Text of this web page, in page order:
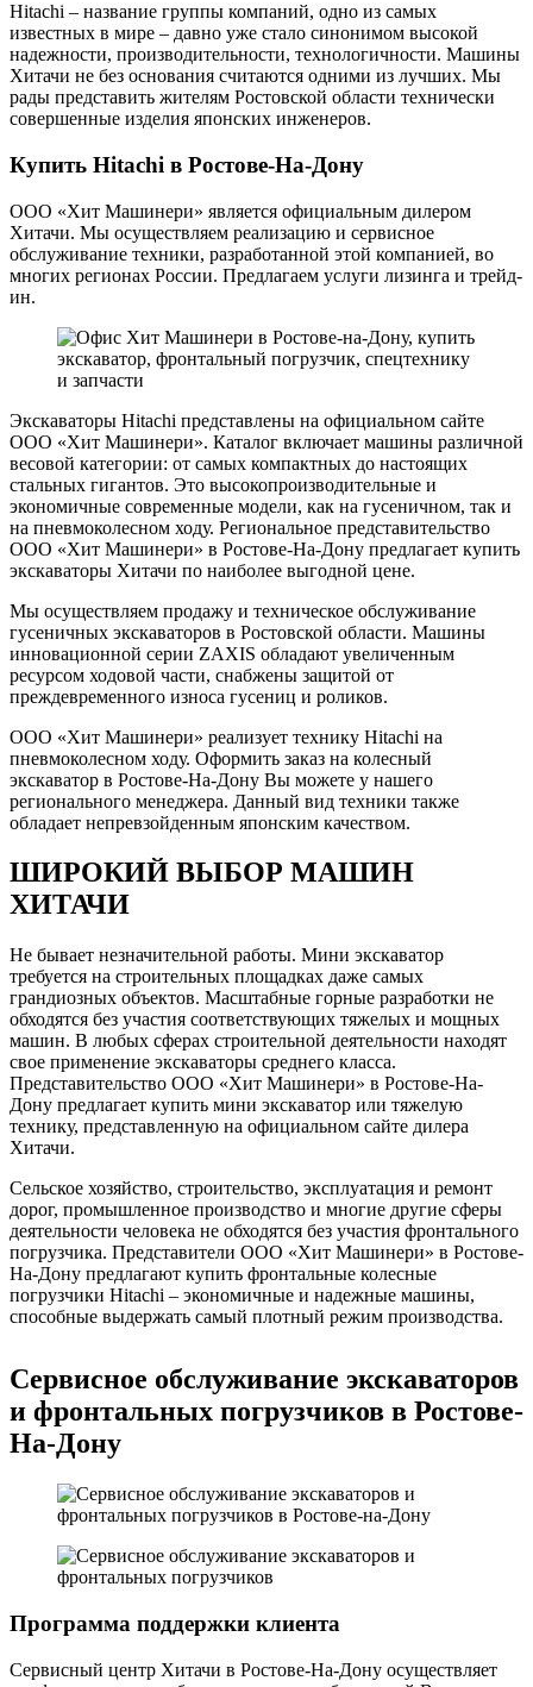
Hitachi – название группы компаний, одно из самых
известных в мире – давно уже стало синонимом высокой
надежности, производительности, технологичности. Машины
Хитачи не без основания считаются одними из лучших. Мы
рады представить жителям Ростовской области технически
совершенные изделия японских инженеров.
Купить Hitachi в Ростове-На-Дону
ООО «Хит Машинери» является официальным дилером
Хитачи. Мы осуществляем реализацию и сервисное
обслуживание техники, разработанной этой компанией, во
многих регионах России. Предлагаем услуги лизинга и трейд-
ин.
Экскаваторы Hitachi представлены на официальном сайте
ООО «Хит Машинери». Каталог включает машины различной
весовой категории: от самых компактных до настоящих
стальных гигантов. Это высокопроизводительные и
экономичные современные модели, как на гусеничном, так и
на пневмоколесном ходу. Региональное представительство
ООО «Хит Машинери» в Ростове-На-Дону предлагает купить
экскаваторы Хитачи по наиболее выгодной цене.
Мы осуществляем продажу и техническое обслуживание
гусеничных экскаваторов в Ростовской области. Машины
инновационной серии ZAXIS обладают увеличенным
ресурсом ходовой части, снабжены защитой от
преждевременного износа гусениц и роликов.
ООО «Хит Машинери» реализует технику Hitachi на
пневмоколесном ходу. Оформить заказ на колесный
экскаватор в Ростове-На-Дону Вы можете у нашего
регионального менеджера. Данный вид техники также
обладает непревзойденным японским качеством.
ШИРОКИЙ ВЫБОР МАШИН
ХИТАЧИ
Не бывает незначительной работы. Мини экскаватор
требуется на строительных площадках даже самых
грандиозных объектов. Масштабные горные разработки не
обходятся без участия соответствующих тяжелых и мощных
машин. В любых сферах строительной деятельности находят
свое применение экскаваторы среднего класса.
Представительство ООО «Хит Машинери» в Ростове-На-
Дону предлагает купить мини экскаватор или тяжелую
технику, представленную на официальном сайте дилера
Хитачи.
Сельское хозяйство, строительство, эксплуатация и ремонт
дорог, промышленное производство и многие другие сферы
деятельности человека не обходятся без участия фронтального
погрузчика. Представители ООО «Хит Машинери» в Ростове-
На-Дону предлагают купить фронтальные колесные
погрузчики Hitachi – экономичные и надежные машины,
способные выдержать самый плотный режим производства.
Сервисное обслуживание экскаваторов
и фронтальных погрузчиков в Ростове-
На-Дону
Программа поддержки клиента
Сервисный центр Хитачи в Ростове-На-Дону осуществляет